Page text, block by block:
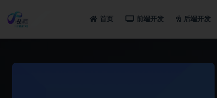
首页 前端开发 后端开发